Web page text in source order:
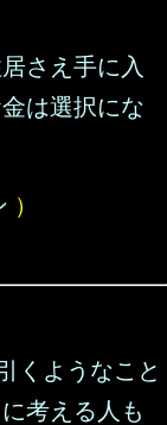
さえ手に入
は選択にな
）
くようなこと
考える人も